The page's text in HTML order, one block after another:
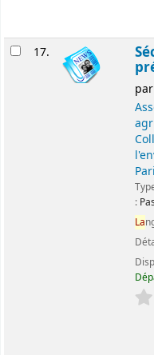
17.
par
:
La